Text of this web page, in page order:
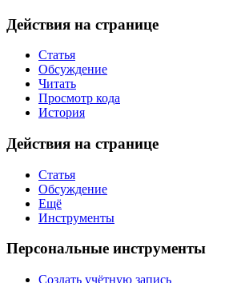
Действия на странице
Статья
Обсуждение
Читать
Просмотр кода
История
Действия на странице
Статья
Обсуждение
Ещё
Инструменты
Персональные инструменты
Создать учётную запись